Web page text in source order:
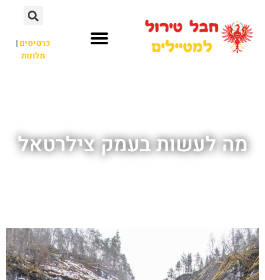
כרטיסים|
מלונות
מה לעשות בעמק צילרטאל